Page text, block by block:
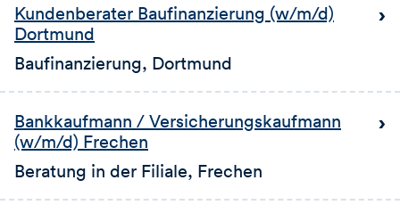
Kundenberater Baufinanzierung (w/m/d)
Dortmund
Baufinanzierung, Dortmund
Bankkaufmann / Versicherungskaufmann
(w/m/d) Frechen
Beratung in der Filiale, Frechen